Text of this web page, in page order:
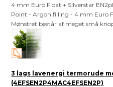
4 mm Euro Float + Silverstar
Point - Argon filling - 4 mm Euro
Mønstret består af meget små
3 lags lavenergi termorude
(4EFSEN2P4MAC4EFSEN2P)